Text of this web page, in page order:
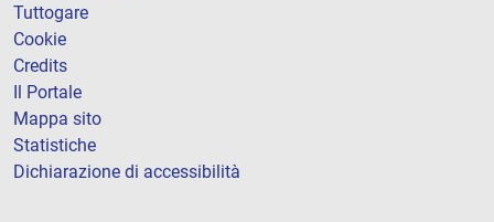
Tuttogare
Cookie
Credits
Il Portale
Mappa sito
Statistiche
Dichiarazione di accessibilità